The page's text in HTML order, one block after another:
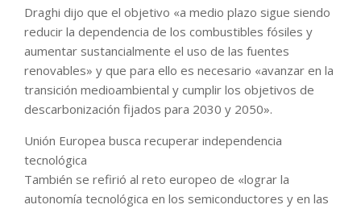
Draghi dijo que el objetivo «a medio plazo sigue siendo
reducir la dependencia de los combustibles fósiles y
aumentar sustancialmente el uso de las fuentes
renovables» y que para ello es necesario «avanzar en la
transición medioambiental y cumplir los objetivos de
descarbonización fijados para 2030 y 2050».
Unión Europea busca recuperar independencia
tecnológica
También se refirió al reto europeo de «lograr la
autonomía tecnológica en los semiconductores y en las